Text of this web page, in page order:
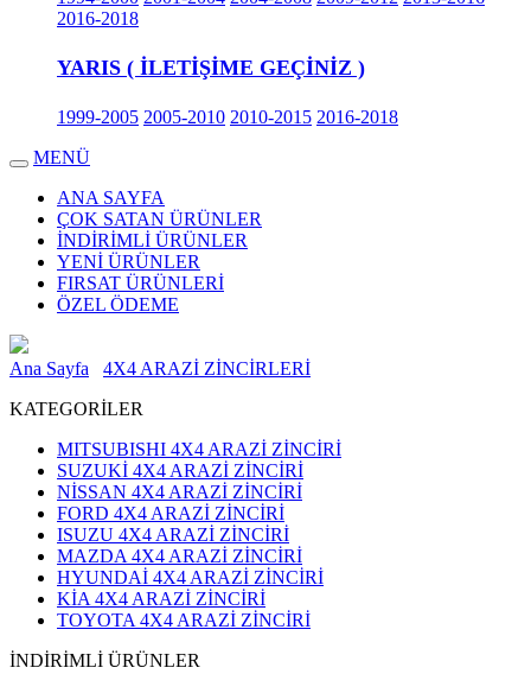
2016-2018
YARIS ( İLETİŞİME GEÇİNİZ )
1999-2005 2005-2010 2010-2015 2016-2018
MENÜ
ANA SAYFA
ÇOK SATAN ÜRÜNLER
İNDİRİMLİ ÜRÜNLER
YENİ ÜRÜNLER
FIRSAT ÜRÜNLERİ
ÖZEL ÖDEME
Ana Sayfa
4X4 ARAZİ ZİNCİRLERİ
KATEGORİLER
MITSUBISHI 4X4 ARAZİ ZİNCİRİ
SUZUKİ 4X4 ARAZİ ZİNCİRİ
NİSSAN 4X4 ARAZİ ZİNCİRİ
FORD 4X4 ARAZİ ZİNCİRİ
ISUZU 4X4 ARAZİ ZİNCİRİ
MAZDA 4X4 ARAZİ ZİNCİRİ
HYUNDAİ 4X4 ARAZİ ZİNCİRİ
KİA 4X4 ARAZİ ZİNCİRİ
TOYOTA 4X4 ARAZİ ZİNCİRİ
İNDİRİMLİ ÜRÜNLER